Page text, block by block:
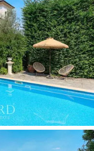
了傳統與現代優
游泳池和私人花
宅的理想選擇。這
住宅，也可作為
資。